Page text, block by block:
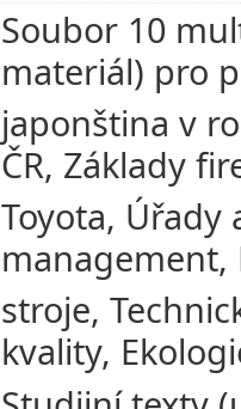
Soubor 10
materiál) pro
japonština v
ČR, Základy
Toyota, Úřady
management,
stroje,
kvality,